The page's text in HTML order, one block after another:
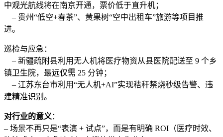
中观光航线将在南京开通，票价低于直升机；
– 贵州“低空+春茶”、黄果树“空中出租车”旅游等项目推
进。
巡检与应急：
– 新疆疏附县利用无人机将医疗物资从县医院配送至 9 个乡
镇卫生院，最远仅需 25 分钟；
– 江苏东台市利用“无人机+AI”实现秸秆禁烧秒级告警、违
建精准识别。
对行业的意义 ：
– 场景不再只是“表演 + 试点”，而是有明确 ROI（医疗时效、